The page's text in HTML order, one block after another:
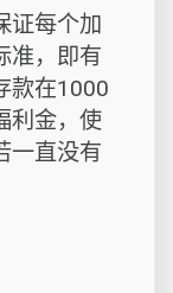
每个加
准，即有
款在1000
利金，使
一直没有